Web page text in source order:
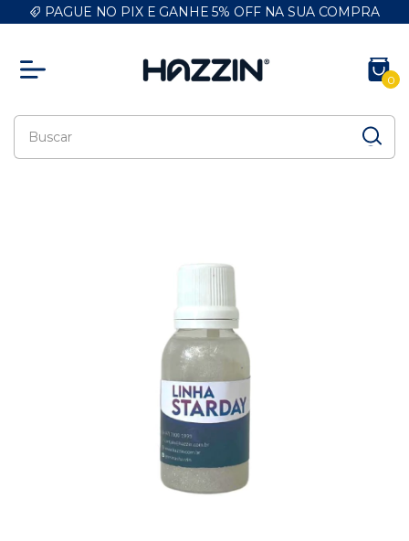
PAGUE NO PIX E GANHE 5% OFF NA SUA COMPRA
0